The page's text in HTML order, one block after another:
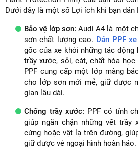
Dưới đây là một số Lợi ích khi bạn dán
Bảo vệ lớp sơn: Audi A4 là một
sơn chất lượng cao. Dán PPF
gốc của xe khỏi những tác động
trầy xước, sỏi, cát, chất hóa
PPF cung cấp một lớp màng
cho lớp sơn mới mẻ, giữ được
gian lâu dài.
Chống trầy xước: PPF có tính
giúp ngăn chặn những vết trầy
cứng hoặc vật lạ trên đường,
giữ được vẻ ngoại hình hoàn hảo.